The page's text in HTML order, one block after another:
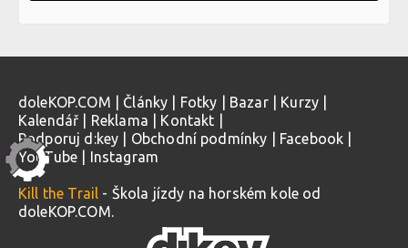
doleKOP.COM Články Fotky Bazar| Kurzy
Kalendář
Reklama Kontakt
Podporuj d:key
Obchodní podmínky Facebook
YouTube
Instagram
Kill the Trail - Škola jízdy na horském kole od
doleKOP.COM.